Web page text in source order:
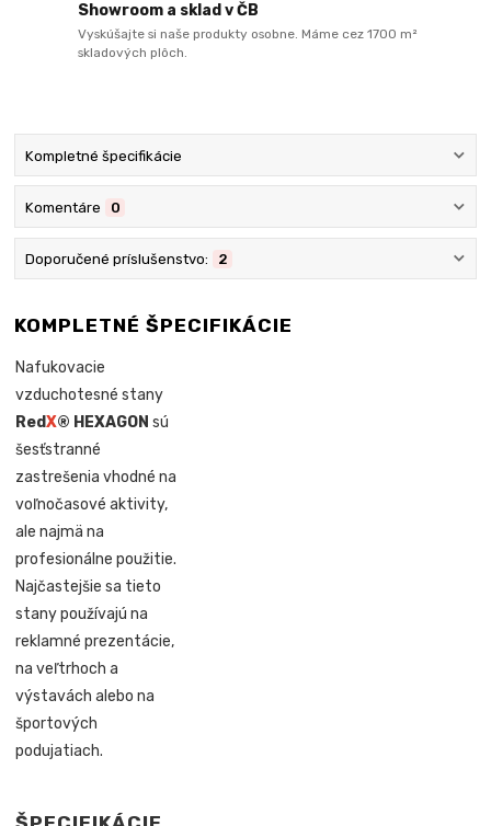
Showroom a sklad v ČB
Vyskúšajte si naše produkty osobne. Máme cez 1700 m²
skladových plôch.
Kompletné špecifikácie
Komentáre 0
Doporučené príslušenstvo: 2
KOMPLETNÉ ŠPECIFIKÁCIE
Nafukovacie
vzduchotesné stany
RedX® HEXAGON sú
šesťstranné
zastrešenia vhodné na
voľnočasové aktivity,
ale najmä na
profesionálne použitie.
Najčastejšie sa tieto
stany používajú na
reklamné prezentácie,
na veľtrhoch a
výstavách alebo na
športových
podujatiach.